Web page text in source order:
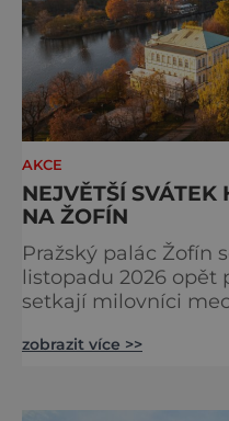
AKCE
NEJVĚTŠÍ SVÁTEK
NA ŽOFÍN
Pražský palác Žofín
listopadu 2026 opět
setkají milovníci
nejvýznamnějších
zobrazit více >>